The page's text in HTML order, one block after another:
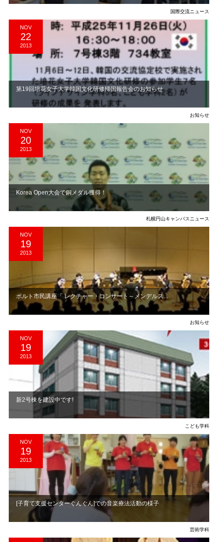
国際交流ニュース
NOV
22
2013
第19回培花女子大学韓国文化研修帰国報告会のお知らせ
お知らせ
NOV
20
2013
Korea Open大会で銅メダル獲得！
札幌円山キャンパスニュース
NOV
19
2013
ポルト市民講座「 レクチャー・コンサート～メンデルス...
お知らせ
NOV
19
2013
新2号棟を建設中です!
こども学科
NOV
19
2013
[子育て支援センターぐんぐん]での音楽療法活動の様子
芸術学科